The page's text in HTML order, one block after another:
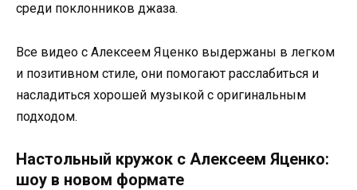
среди поклонников джаза.
Все видео с Алексеем Яценко выдержаны в легком
и позитивном стиле, они помогают расслабиться и
насладиться хорошей музыкой с оригинальным
подходом.
Настольный кружок с Алексеем Яценко:
шоу в новом формате